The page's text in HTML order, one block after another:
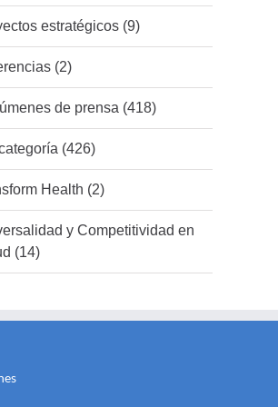
estratégicos (9)
(2)
de prensa (418)
(426)
Health (2)
y Competitividad en
(14)